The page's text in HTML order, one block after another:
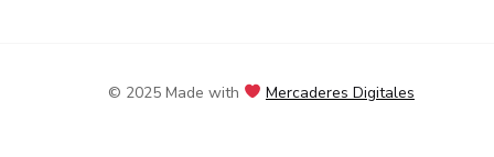
© 2025 Made with Mercaderes Digitales